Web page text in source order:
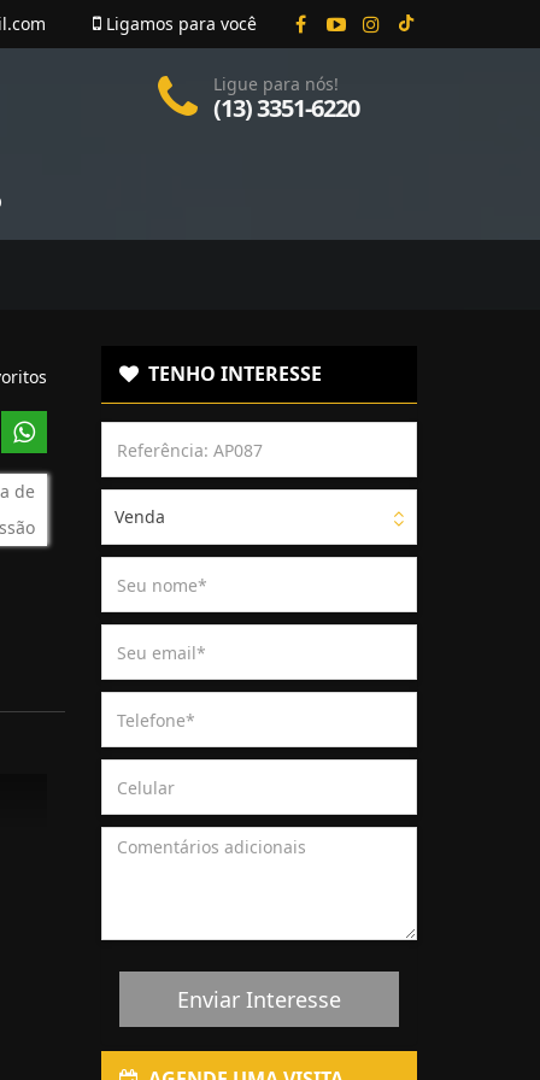
Ligamos para você
Ligue para nós!
(13) 3351-6220
de
TENHO INTERESSE
Venda
Enviar Interesse